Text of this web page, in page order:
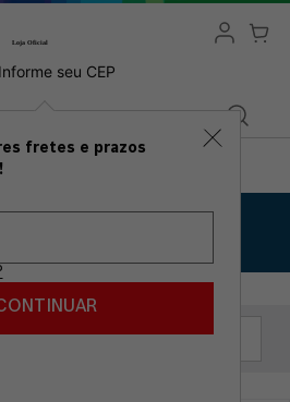
Informe seu CEP
fretes e prazos
18v